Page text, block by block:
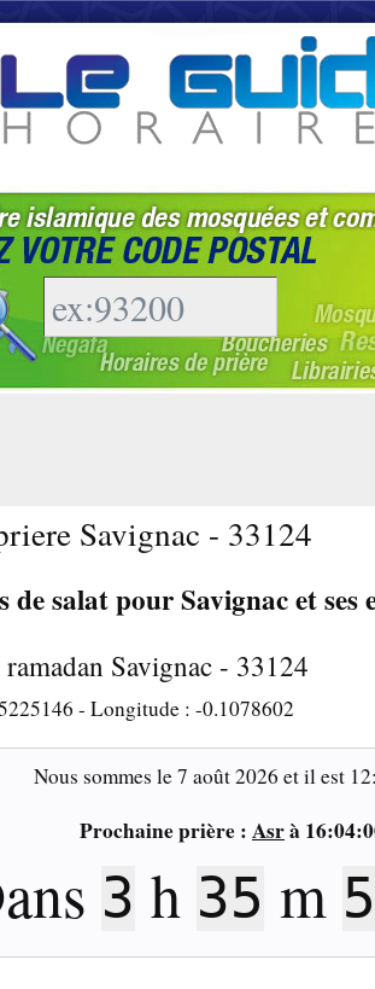
Savignac - 33124
de salat pour Savignac et ses
Savignac - 33124
- Longitude : -0.1078602
Nous sommes le7 août 2026 et il est
Prochaine prière : Asrà
3 h 35 m